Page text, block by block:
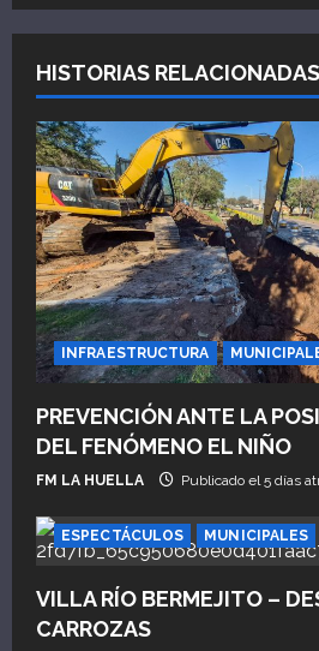
c
i
ó
n
d
e
e
n
t
r
a
a
HISTORIAS RELACIONADAS
INFRAESTRUCTURA
PREVENCIÓN ANTE LA
DEL FENÓMENO EL NIÑO
FM LA HUELLA Publicado el 5 días
ESPECTÁCULOS MUNICIPALES
VILLA RÍO BERMEJITO –
CARROZAS